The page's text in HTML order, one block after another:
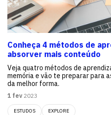
Conheça 4 métodos de
absorver mais conteúdo
Veja quatro métodos de
memória e vão te preparar para
da melhor forma.
1 fev2023
ESTUDOS EXPLORE